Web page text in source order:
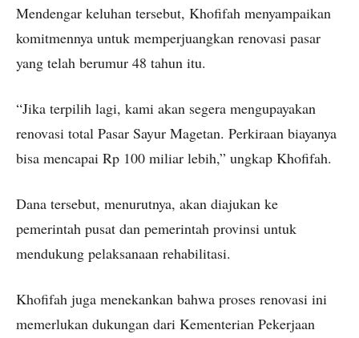
Mendengar keluhan tersebut, Khofifah menyampaikan
komitmennya untuk memperjuangkan renovasi pasar
yang telah berumur 48 tahun itu.
“Jika terpilih lagi, kami akan segera mengupayakan
renovasi total Pasar Sayur Magetan. Perkiraan biayanya
bisa mencapai Rp 100 miliar lebih,” ungkap Khofifah.
Dana tersebut, menurutnya, akan diajukan ke
pemerintah pusat dan pemerintah provinsi untuk
mendukung pelaksanaan rehabilitasi.
Khofifah juga menekankan bahwa proses renovasi ini
memerlukan dukungan dari Kementerian Pekerjaan